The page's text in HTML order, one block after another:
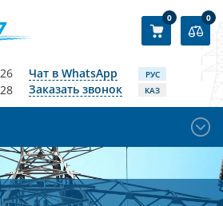
Чат в WhatsApp
Заказать звонок
РУС
КАЗ
0 0